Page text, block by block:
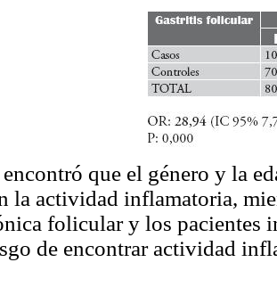
encontró que el género y la
la actividad inflamatoria,
folicular y los pacientes
de encontrar actividad